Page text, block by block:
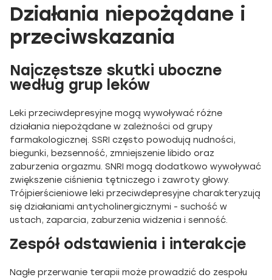
Działania niepożądane i
przeciwskazania
Najczęstsze skutki uboczne
według grup leków
Leki przeciwdepresyjne mogą wywoływać różne
działania niepożądane w zależności od grupy
farmakologicznej. SSRI często powodują nudności,
biegunki, bezsenność, zmniejszenie libido oraz
zaburzenia orgazmu. SNRI mogą dodatkowo wywoływać
zwiększenie ciśnienia tętniczego i zawroty głowy.
Trójpierścieniowe leki przeciwdepresyjne charakteryzują
się działaniami antycholinergicznymi - suchość w
ustach, zaparcia, zaburzenia widzenia i senność.
Zespół odstawienia i interakcje
Nagłe przerwanie terapii może prowadzić do zespołu